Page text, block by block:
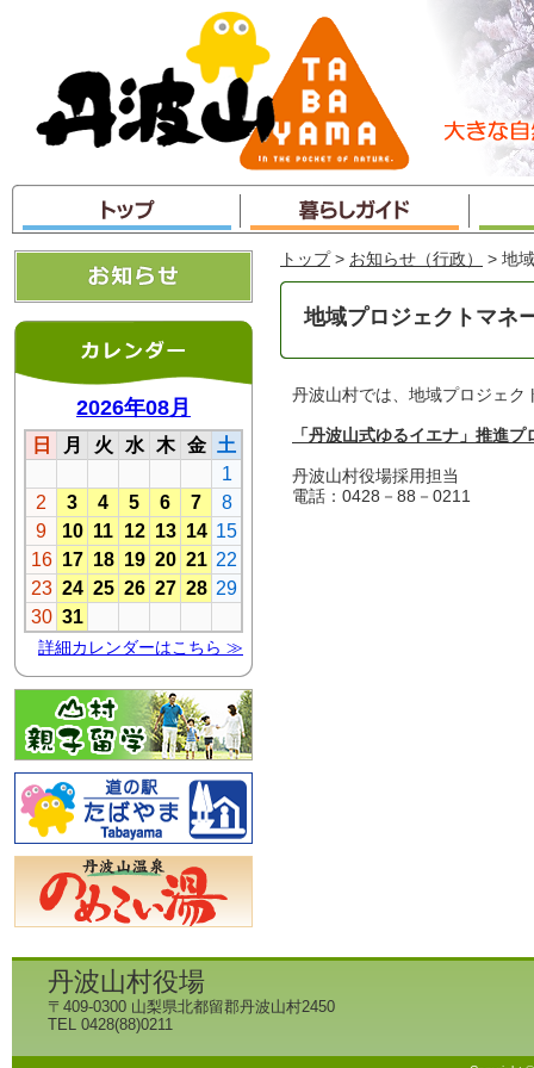
ャ
ン
プ
トップ > お知らせ（行政） > 地
地域プロジェクトマネ
丹波山村では、地域プロジェク
「丹波山式ゆるイエナ」推進
丹波山村役場採用担当
電話：0428－88－0211
丹波山村役場
〒409-0300 山梨県北都留郡丹波山村2450
TEL 0428(88)0211